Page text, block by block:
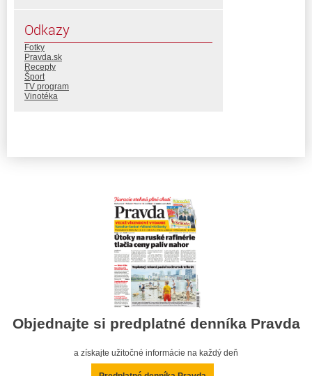
Odkazy
Fotky
Pravda.sk
Recepty
Šport
TV program
Vinotéka
Objednajte si predplatné denníka Pravda
a získajte užitočné informácie na každý deň